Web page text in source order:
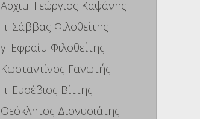
Αρχιμ. Γεώργιος Καψάνης
π. Σάββας Φιλοθεΐτης
γ. Εφραίμ Φιλοθεΐτης
Κωσταντίνος Γανωτής
π. Ευσέβιος Βίττης
Θεόκλητος Διονυσιάτης